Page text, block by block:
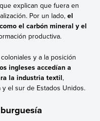
explican que fuera en
Por un lado, el
el carbón mineral y el
productiva.
y a la posición
ingleses accedían a
la industria textil,
el sur de Estados Unidos.